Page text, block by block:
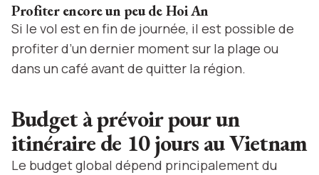
Profiter encore un peu de Hoi An
Si le vol est en fin de journée, il est possible de
profiter d’un dernier moment sur la plage ou
dans un café avant de quitter la région.
Budget à prévoir pour un
itinéraire de 10 jours au Vietnam
Le budget global dépend principalement du